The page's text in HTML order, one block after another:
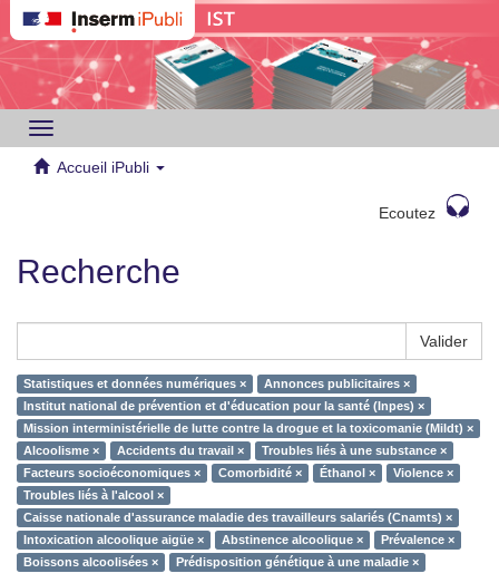
Toggle
navigation
Accueil iPubli
Ecoutez
Recherche
Valider
Statistiques et données numériques ×
Annonces publicitaires ×
Institut national de prévention et d'éducation pour la santé (Inpes) ×
Mission interministérielle de lutte contre la drogue et la toxicomanie (Mildt) ×
Alcoolisme ×
Accidents du travail ×
Troubles liés à une substance ×
Facteurs socioéconomiques ×
Comorbidité × Éthanol ×
Violence ×
Troubles liés à l'alcool ×
Caisse nationale d'assurance maladie des travailleurs salariés (Cnamts) ×
Intoxication alcoolique aigüe ×
Abstinence alcoolique ×
Prévalence ×
Boissons alcoolisées ×
Prédisposition génétique à une maladie ×